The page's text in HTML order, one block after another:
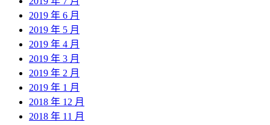
2019 年 6 月
2019 年 5 月
2019 年 4 月
2019 年 3 月
2019 年 2 月
2019 年 1 月
2018 年 12 月
2018 年 11 月